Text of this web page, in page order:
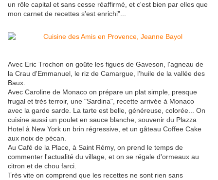
un rôle capital et sans cesse réaffirmé, et c'est bien par elles que
mon carnet de recettes s'est enrichi"...
Avec Eric Trochon on goûte les figues de Gaveson, l'agneau de
la Crau d'Emmanuel, le riz de Camargue, l'huile de la vallée des
Baux.
Avec Caroline de Monaco on prépare un plat simple, presque
frugal et très terroir, une "Sardina", recette arrivée à Monaco
avec la garde sarde. La tarte est belle, généreuse, colorée... On
cuisine aussi un poulet en sauce blanche, souvenir du Plazza
Hotel à New York un brin régressive, et un gâteau Coffee Cake
aux noix de pécan.
Au Café de la Place, à Saint Rémy, on prend le temps de
commenter l'actualité du village, et on se régale d'ormeaux au
citron et de chou farci.
Très vite on comprend que les recettes ne sont rien sans